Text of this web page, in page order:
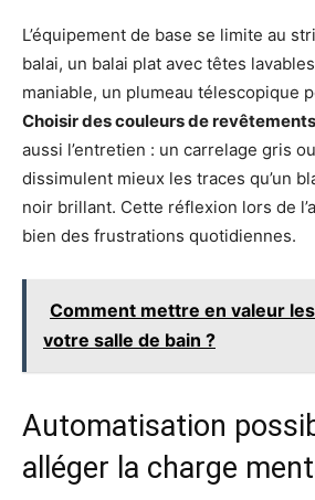
L’équipement de base se limite au
balai, un balai plat avec têtes
maniable, un plumeau télescopique
Choisir des couleurs de
aussi l’entretien : un carrelage gris
dissimulent mieux les traces qu’un
noir brillant. Cette réflexion lors de
bien des frustrations quotidiennes.
Comment mettre en valeur
votre salle de bain ?
Automatisation
alléger la charge